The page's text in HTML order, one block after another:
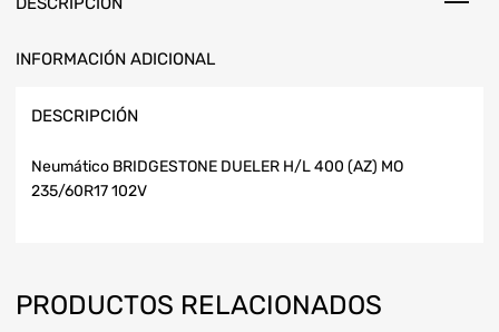
INFORMACIÓN ADICIONAL
DESCRIPCIÓN
Neumático BRIDGESTONE DUELER H/L 400 (AZ) MO
235/60R17 102V
PRODUCTOS RELACIONADOS